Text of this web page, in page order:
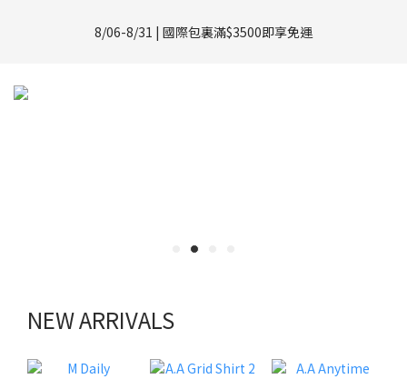
(數量有限售完不補)
8/06-8/31 | 國際包裏滿$3500即享免運
NEW ARRIVALS